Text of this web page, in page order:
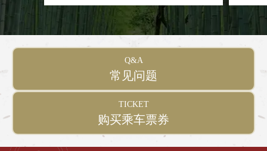
Q&A
常见问题
TICKET
购买乘车票券